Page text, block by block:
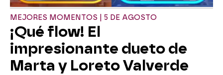
MEJORES MOMENTOS | 5 DE AGOSTO
¡Qué flow! El
impresionante dueto de
Marta y Loreto Valverde